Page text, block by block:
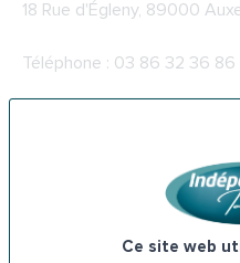
Ce site web
18 Rue d'Égleny, 89000
Téléphone : 03 86 32 36 86
2 Av. Pierre Larousse,
Téléphone : 03 86 46 02 34